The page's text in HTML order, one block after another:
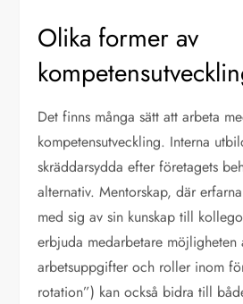
Olika former av
Det finns många sätt att arbeta
kompetensutveckling. Interna
skräddarsydda efter företagets
alternativ. Mentorskap, där
med sig av sin kunskap till
erbjuda medarbetare möjligheten
arbetsuppgifter och roller inom
rotation”) kan också bidra till